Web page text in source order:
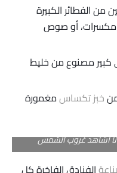
من الفطائر الكبيرة
مكسرات، أو صوص
كبير مصنوع من خليط
خبز تكساسمغمورة
أشاهد غروب الشمس
الفنادق الفاخرة كل